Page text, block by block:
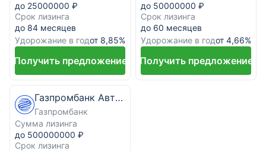
до 25000000 ₽
Срок лизинга
до 84 месяцев
Удорожание в годот 8,85%
Получить предложение
до 50000000 ₽
Срок лизинга
до 60 месяцев
Удорожание в годот 4,66%
Получить предложение
Газпромбанк Автолизинг
Газпромбанк
Сумма лизинга
до 500000000 ₽
Срок лизинга